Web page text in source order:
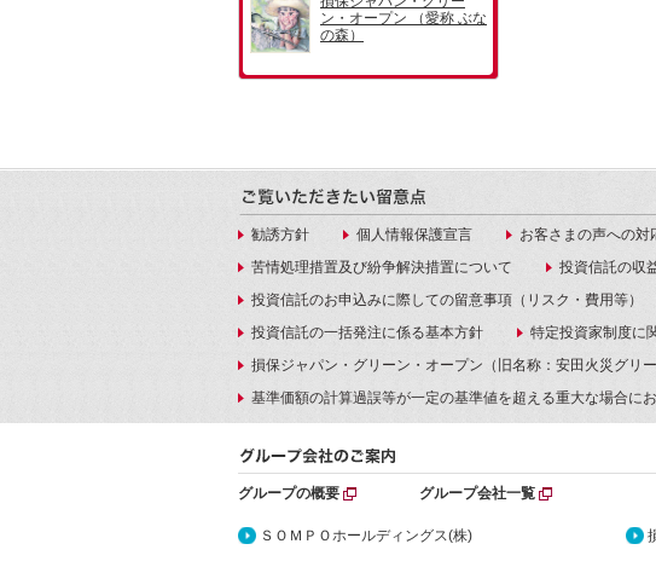
勧誘方針 個人情報保護宣言
お客さまの声への対
苦情処理措置及び紛争解決措置について
投資信託の収
投資信託のお申込みに際しての留意事項（リスク・費用等）
投資信託の一括発注に係る基本方針
特定投資家制度に
損保ジャパン・グリーン・オープン（旧名称：安田火災グリ
基準価額の計算過誤等が一定の基準値を超える重大な場合に
グループの概要 グループ会社一覧
ＳＯＭＰＯホールディングス(株)